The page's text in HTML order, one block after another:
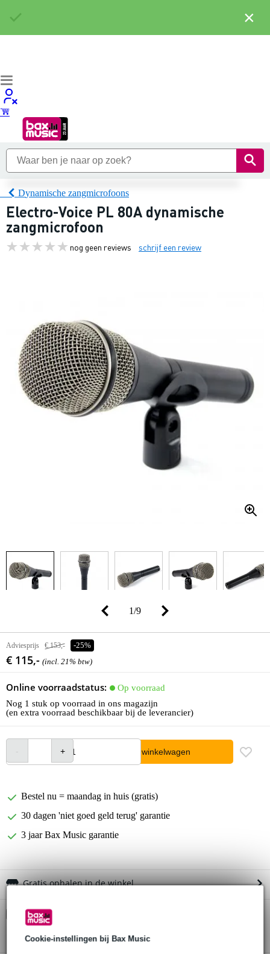
Cookie-instellingen bij Bax Music
Dynamische zangmicrofoons
Electro-Voice PL 80A dynamische
zangmicrofoon
nog geen reviews schrijf een review
1/9
Adviesprijs € 153,- -25%
€ 115,- (incl. 21% btw)
Online voorraadstatus:
Op voorraad
Nog 1 stuk op voorraad in ons magazijn
(en extra voorraad beschikbaar bij de leverancier)
In winkelwagen
Bestel nu = maandag in huis (gratis)
30 dagen 'niet goed geld terug' garantie
3 jaar Bax Music garantie
Gratis ophalen in de winkel
Kies nu voor 2 jaar extra Bax Music garantie en meer
voordelen
€ 5,75 eenmalig
×